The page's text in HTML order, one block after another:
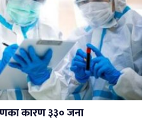
कारण ३३० जना